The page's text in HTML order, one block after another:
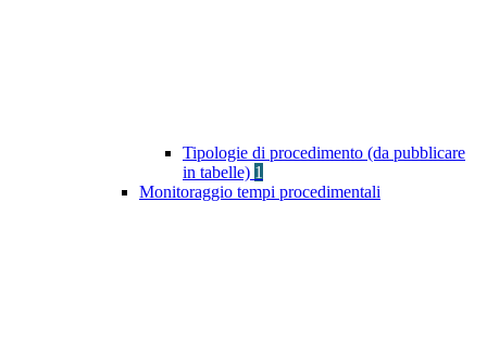
Tipologie di procedimento (da pubblicare
in tabelle) 1
Monitoraggio tempi procedimentali